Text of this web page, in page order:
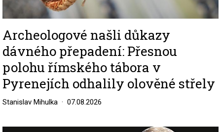
Archeologové našli důkazy
dávného přepadení: Přesnou
polohu římského tábora v
Pyrenejích odhalily olověné střely
Stanislav Mihulka 07.08.2026